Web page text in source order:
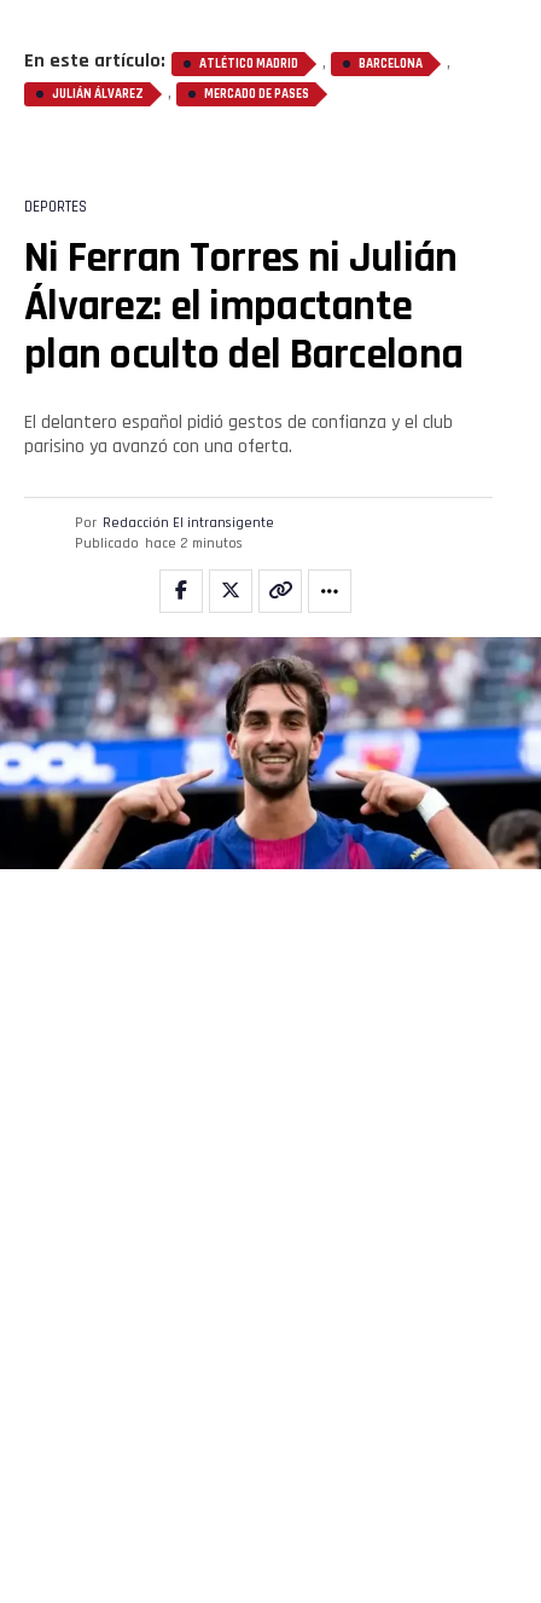
En este artículo: ATLÉTICO MADRID , BARCELONA ,
JULIÁN ÁLVAREZ , MERCADO DE PASES
DEPORTES
Ni Ferran Torres ni Julián
Álvarez: el impactante
plan oculto del Barcelona
El delantero español pidió gestos de confianza y el club
parisino ya avanzó con una oferta.
Por Redacción El intransigente
Publicado hace 2 minutos